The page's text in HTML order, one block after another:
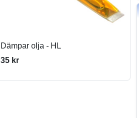
Dämpar olja - HL
35 kr